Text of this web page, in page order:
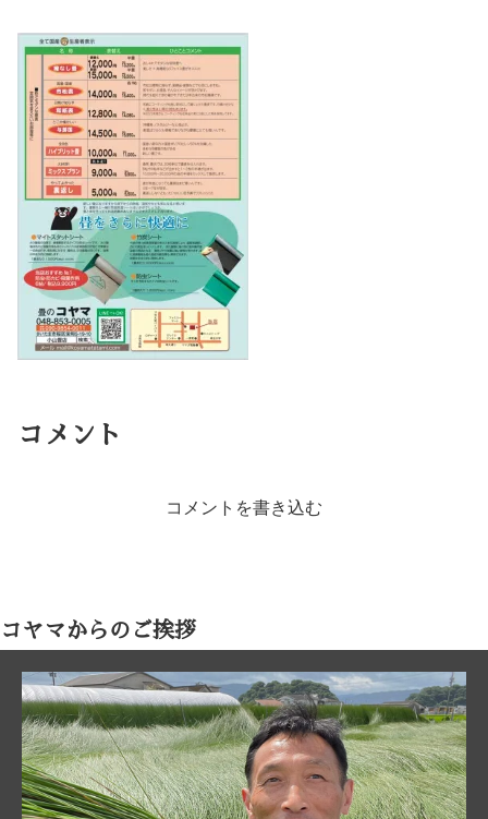
コメント
コメントを書き込む
コヤマからのご挨拶